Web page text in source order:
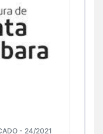
- 24/2021